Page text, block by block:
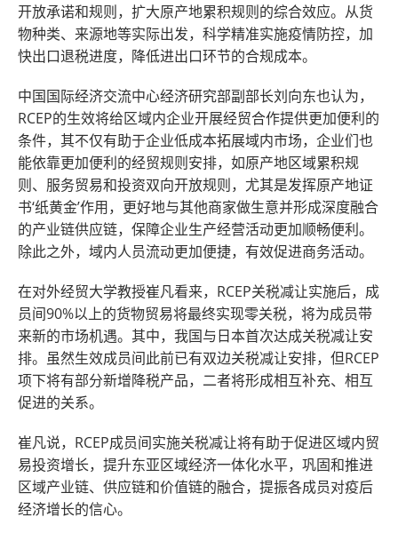
开放承诺和规则，扩大原产地累积规则的综合效应。从货
物种类、来源地等实际出发，科学精准实施疫情防控，加
快出口退税进度，降低进出口环节的合规成本。
中国国际经济交流中心经济研究部副部长刘向东也认为，
RCEP的生效将给区域内企业开展经贸合作提供更加便利的
条件，其不仅有助于企业低成本拓展域内市场，企业们也
能依靠更加便利的经贸规则安排，如原产地区域累积规
则、服务贸易和投资双向开放规则，尤其是发挥原产地证
书‘纸黄金’作用，更好地与其他商家做生意并形成深度融合
的产业链供应链，保障企业生产经营活动更加顺畅便利。
除此之外，域内人员流动更加便捷，有效促进商务活动。
在对外经贸大学教授崔凡看来，RCEP关税减让实施后，成
员间90%以上的货物贸易将最终实现零关税，将为成员带
来新的市场机遇。其中，我国与日本首次达成关税减让安
排。虽然生效成员间此前已有双边关税减让安排，但RCEP
项下将有部分新增降税产品，二者将形成相互补充、相互
促进的关系。
崔凡说，RCEP成员间实施关税减让将有助于促进区域内贸
易投资增长，提升东亚区域经济一体化水平，巩固和推进
区域产业链、供应链和价值链的融合，提振各成员对疫后
经济增长的信心。